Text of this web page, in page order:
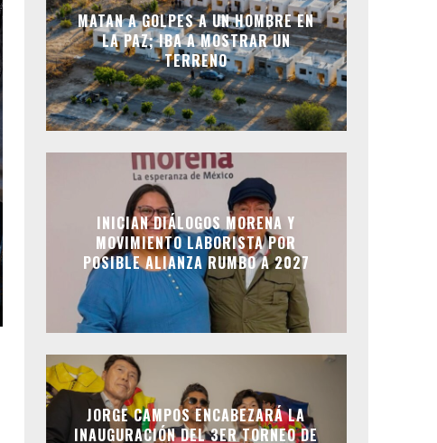
MATAN A GOLPES A UN HOMBRE EN
LA PAZ; IBA A MOSTRAR UN
TERRENO
INICIAN DIÁLOGOS MORENA Y
MOVIMIENTO LABORISTA POR
POSIBLE ALIANZA RUMBO A 2027
JORGE CAMPOS ENCABEZARÁ LA
INAUGURACIÓN DEL 3ER TORNEO DE